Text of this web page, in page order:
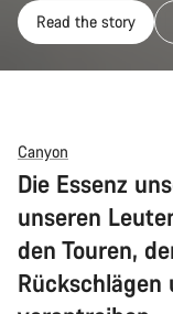
Read the story
Canyon
Die Essenz
unseren
den Touren,